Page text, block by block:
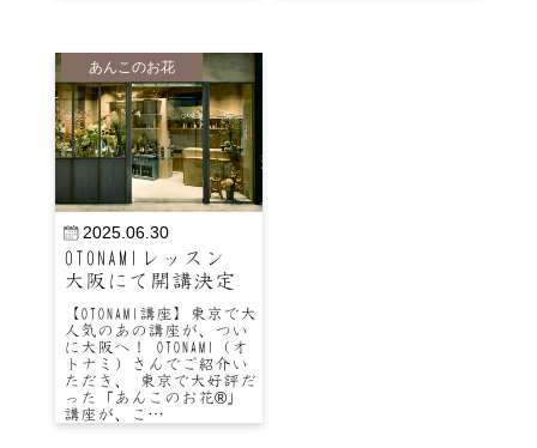
2025.06.30
OTONAMIレッスン
大阪にて開講決定
【OTONAMI講座】東京で大
人気のあの講座が、つい
に大阪へ！ OTONAMI（オ
トナミ）さんでご紹介い
ただき、 東京で大好評だ
った「あんこのお花®」
講座が、こ…
あんこのお花